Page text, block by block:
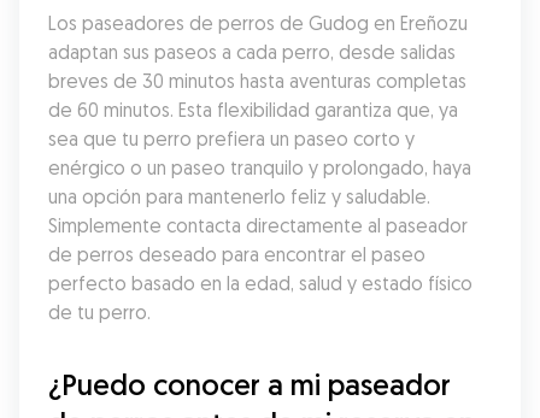
Los paseadores de perros de Gudog en Ereñozu
adaptan sus paseos a cada perro, desde salidas
breves de 30 minutos hasta aventuras completas
de 60 minutos. Esta flexibilidad garantiza que, ya
sea que tu perro prefiera un paseo corto y
enérgico o un paseo tranquilo y prolongado, haya
una opción para mantenerlo feliz y saludable.
Simplemente contacta directamente al paseador
de perros deseado para encontrar el paseo
perfecto basado en la edad, salud y estado físico
de tu perro.
¿Puedo conocer a mi paseador